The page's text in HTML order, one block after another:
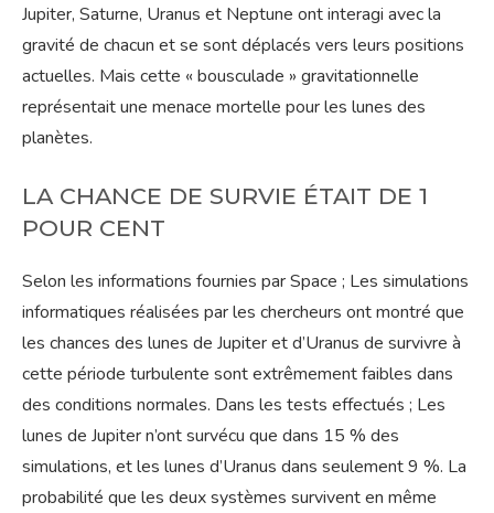
Jupiter, Saturne, Uranus et Neptune ont interagi avec la
gravité de chacun et se sont déplacés vers leurs positions
actuelles. Mais cette « bousculade » gravitationnelle
représentait une menace mortelle pour les lunes des
planètes.
LA CHANCE DE SURVIE ÉTAIT DE 1
POUR CENT
Selon les informations fournies par Space ; Les simulations
informatiques réalisées par les chercheurs ont montré que
les chances des lunes de Jupiter et d’Uranus de survivre à
cette période turbulente sont extrêmement faibles dans
des conditions normales. Dans les tests effectués ; Les
lunes de Jupiter n’ont survécu que dans 15 % des
simulations, et les lunes d’Uranus dans seulement 9 %. La
probabilité que les deux systèmes survivent en même